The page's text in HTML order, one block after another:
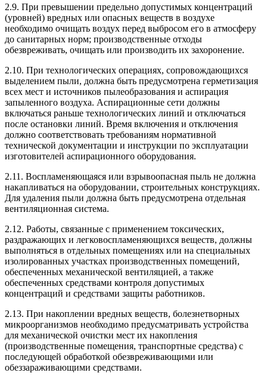
2.9. При превышении предельно допустимых концентраций
(уровней) вредных или опасных веществ в воздухе
необходимо очищать воздух перед выбросом его в атмосферу
до санитарных норм; производственные отходы
обезвреживать, очищать или производить их захоронение.
2.10. При технологических операциях, сопровождающихся
выделением пыли, должна быть предусмотрена герметизация
всех мест и источников пылеобразования и аспирация
запыленного воздуха. Аспирационные сети должны
включаться раньше технологических линий и отключаться
после остановки линий. Время включения и отключения
должно соответствовать требованиям нормативной
технической документации и инструкции по эксплуатации
изготовителей аспирационного оборудования.
2.11. Воспламеняющаяся или взрывоопасная пыль не должна
накапливаться на оборудовании, строительных конструкциях.
Для удаления пыли должна быть предусмотрена отдельная
вентиляционная система.
2.12. Работы, связанные с применением токсических,
раздражающих и легковоспламеняющихся веществ, должны
выполняться в отдельных помещениях или на специальных
изолированных участках производственных помещений,
обеспеченных механической вентиляцией, а также
обеспеченных средствами контроля допустимых
концентраций и средствами защиты работников.
2.13. При накоплении вредных веществ, болезнетворных
микроорганизмов необходимо предусматривать устройства
для механической очистки мест их накопления
(производственные помещения, транспортные средства) с
последующей обработкой обезвреживающими или
обеззараживающими средствами.